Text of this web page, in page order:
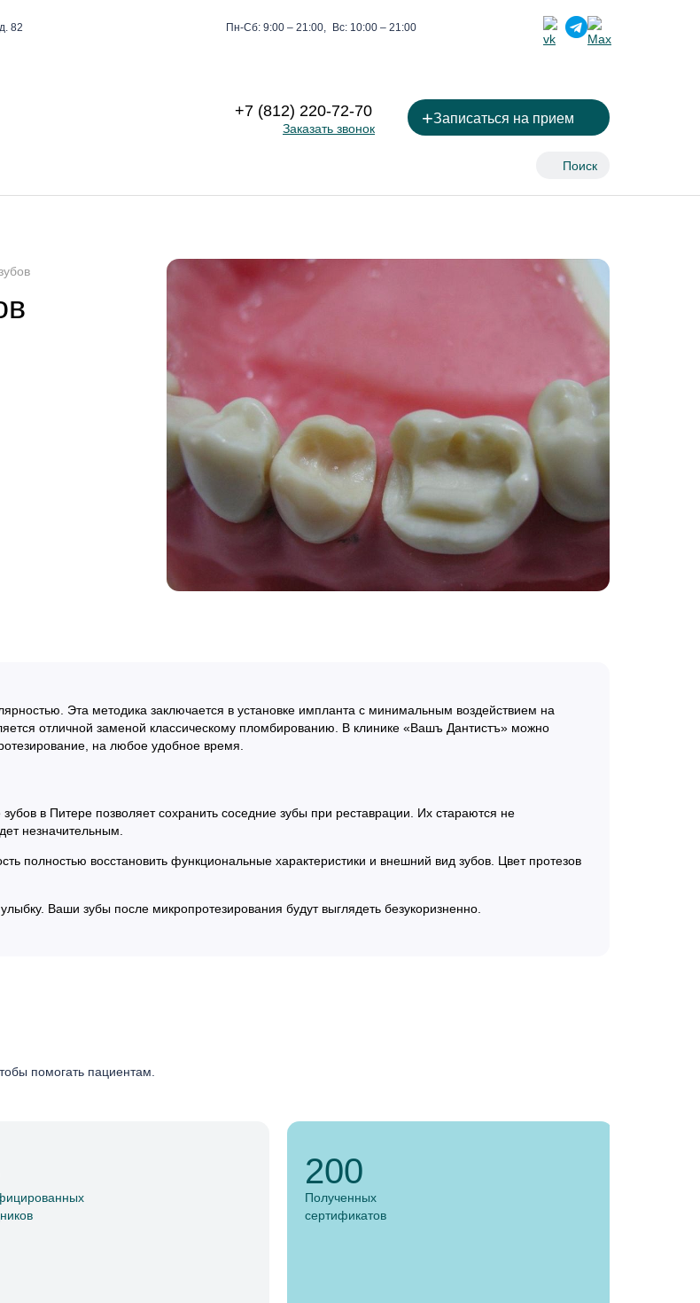
82 Пн-Сб: 9:00 – 21:00, Вс: 10:00 – 21:00
+7 (812) 220-72-70
Заказать звонок +Записаться на прием
Поиск
Эта методика заключается в установке импланта с минимальным воздействием на
отличной заменой классическому пломбированию. В клинике «Вашъ Дантистъ» можно
на любое удобное время.
в Питере позволяет сохранить соседние зубы при реставрации. Их стараются не
незначительным.
полностью восстановить функциональные характеристики и внешний вид зубов. Цвет протезов
Ваши зубы после микропротезирования будут выглядеть безукоризненно.
помогать пациентам.
200
Полученных
сертификатов